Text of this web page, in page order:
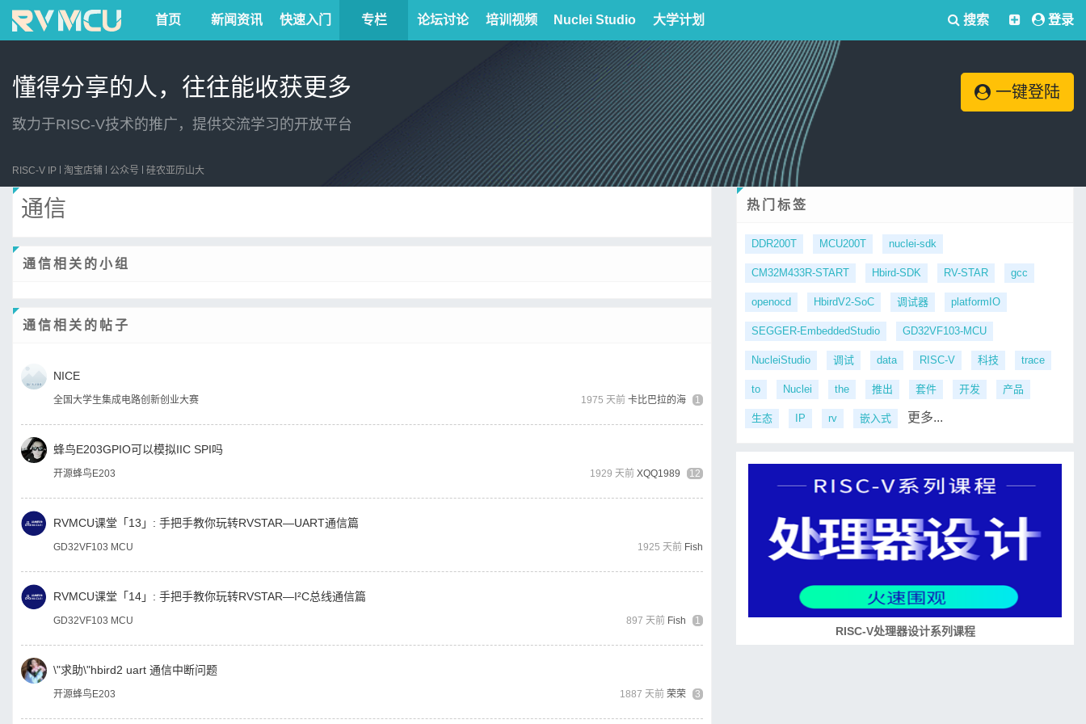
首页 新闻资讯 快速入门 专栏 论坛讨论 培训视频 Nuclei Studio 大学计划 搜索 登录
懂得分享的人，往往能收获更多
致力于RISC-V技术的推广，提供交流学习的开放平台
一键登陆
RISC-V IP 淘宝店铺 公众号 硅农亚历山大
通信
通信相关的小组
通信相关的帖子
NICE
全国大学生集成电路创新创业大赛 1975 天前 卡比巴拉的海 1
蜂鸟E203GPIO可以模拟IIC SPI吗
开源蜂鸟E203 1929 天前 XQQ1989 12
RVMCU课堂「13」: 手把手教你玩转RVSTAR—UART通信篇
GD32VF103 MCU 1925 天前 Fish
RVMCU课堂「14」: 手把手教你玩转RVSTAR—I²C总线通信篇
GD32VF103 MCU 897 天前 Fish 1
\"求助\"hbird2 uart 通信中断问题
开源蜂鸟E203 1887 天前 荣荣 3
热门标签
DDR200T MCU200T nuclei-sdk
CM32M433R-START Hbird-SDK RV-STAR gcc
openocd HbirdV2-SoC 调试器 platformIO
SEGGER-EmbeddedStudio GD32VF103-MCU
NucleiStudio 调试 data RISC-V 科技 trace
to Nuclei the 推出 套件 开发 产品
生态 IP rv 嵌入式 更多...
RISC-V处理器设计系列课程